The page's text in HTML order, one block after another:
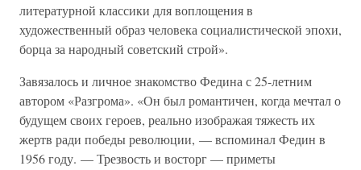
литературной классики для воплощения в
художественный образ человека социалистической эпохи,
борца за народный советский строй».
Завязалось и личное знакомство Федина с 25-летним
автором «Разгрома». «Он был романтичен, когда мечтал о
будущем своих героев, реально изображая тяжесть их
жертв ради победы революции, — вспоминал Федин в
1956 году. — Трезвость и восторг — приметы